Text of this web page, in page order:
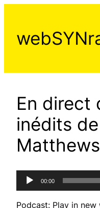
contenu
En direct
inédits
Matthews
Lecteur
audio
00:00
Podcast: Play in new